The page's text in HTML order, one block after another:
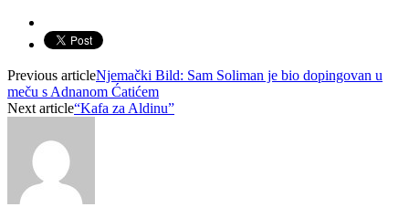
Previous articleNjemački Bild: Sam Soliman je bio dopingovan u
meču s Adnanom Ćatićem
Next article“Kafa za Aldinu”